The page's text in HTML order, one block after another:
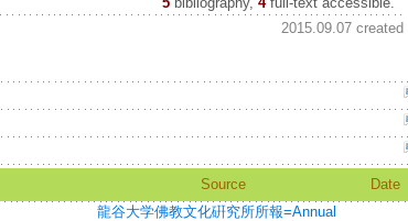
2015.09.07 created
Source Date
龍谷大学佛教文化硏究所所報=Annual